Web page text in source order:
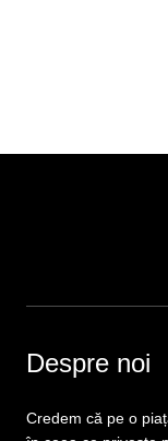
Despre noi
Credem că pe o